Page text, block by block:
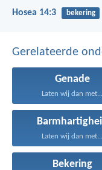
Hosea 14:3 bekering
Gerelateerde
Genade
Laten wij dan met...
Laten wij dan met...
Bekering